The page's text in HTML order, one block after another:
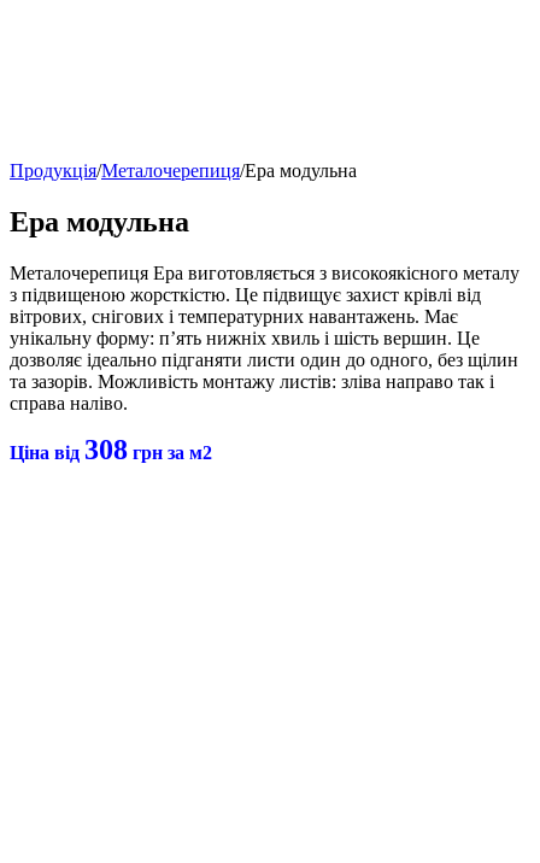
Продукція/Металочерепиця/Ера модульна
Ера модульна
Металочерепиця Ера виготовляється з високоякісного металу
з підвищеною жорсткістю. Це підвищує захист крівлі від
вітрових, снігових і температурних навантажень. Має
унікальну форму: п’ять нижніх хвиль і шість вершин. Це
дозволяє ідеально підганяти листи один до одного, без щілин
та зазорів. Можливість монтажу листів: зліва направо так і
справа наліво.​​
Ціна від 308 грн за м2